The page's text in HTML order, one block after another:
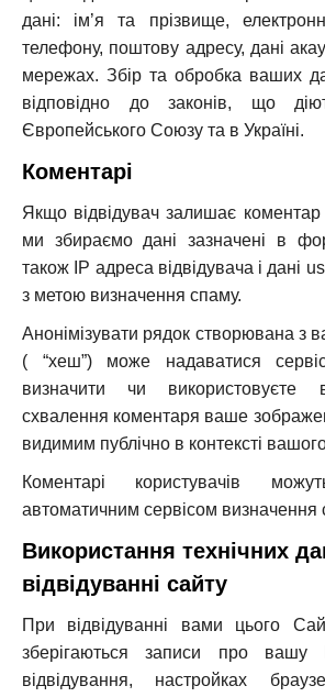
дані: ім’я та прізвище,
телефону, поштову адресу, дані
мережах. Збір та обробка ваших
відповідно до законів, що
Європейського Союзу та в Україні.
Коментарі
Якщо відвідувач залишає
ми збираємо дані зазначені в
також IP адреса відвідувача і дані
з метою визначення спаму.
Анонімізувати рядок створювана з
( “хеш”) може надаватися
визначити чи
схвалення коментаря ваше
видимим публічно в контексті
Коментарі користувачів
автоматичним сервісом визначення
Використання технічних
відвідуванні сайту
При відвідуванні вами цього
зберігаються записи про вашу
відвідування, настройках